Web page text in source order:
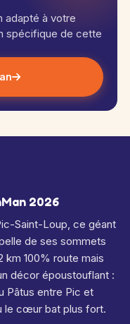
adapté à votre
spécifique de cette
2026
Saint-Loup, ce géant
de ses sommets
km 100% route mais
décor époustouflant :
Pâtus entre Pic et
le cœur bat plus fort.